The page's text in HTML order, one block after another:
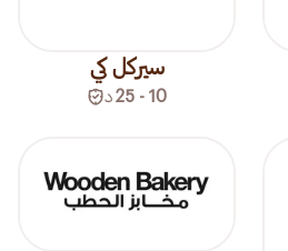
سيركل كي
10 - 25 د